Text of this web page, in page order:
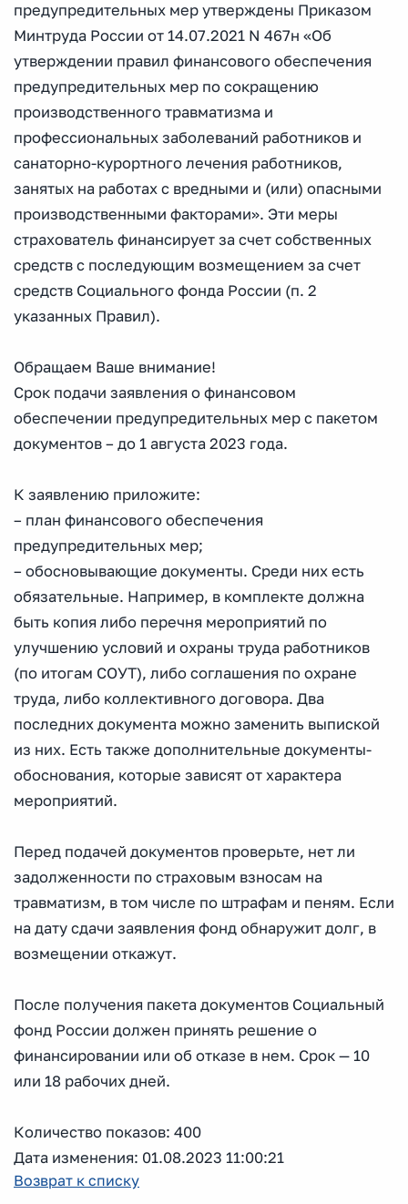
предупредительных мер утверждены Приказом
Минтруда России от 14.07.2021 N 467н «Об
утверждении правил финансового обеспечения
предупредительных мер по сокращению
производственного травматизма и
профессиональных заболеваний работников и
санаторно-курортного лечения работников,
занятых на работах с вредными и (или) опасными
производственными факторами». Эти меры
страхователь финансирует за счет собственных
средств с последующим возмещением за счет
средств Социального фонда России (п. 2
указанных Правил).
Обращаем Ваше внимание!
Срок подачи заявления о финансовом
обеспечении предупредительных мер с пакетом
документов – до 1 августа 2023 года.
К заявлению приложите:
– план финансового обеспечения
предупредительных мер;
– обосновывающие документы. Среди них есть
обязательные. Например, в комплекте должна
быть копия либо перечня мероприятий по
улучшению условий и охраны труда работников
(по итогам СОУТ), либо соглашения по охране
труда, либо коллективного договора. Два
последних документа можно заменить выпиской
из них. Есть также дополнительные документы-
обоснования, которые зависят от характера
мероприятий.
Перед подачей документов проверьте, нет ли
задолженности по страховым взносам на
травматизм, в том числе по штрафам и пеням. Если
на дату сдачи заявления фонд обнаружит долг, в
возмещении откажут.
После получения пакета документов Социальный
фонд России должен принять решение о
финансировании или об отказе в нем. Срок — 10
или 18 рабочих дней.
Количество показов: 400
Дата изменения: 01.08.2023 11:00:21
Возврат к списку